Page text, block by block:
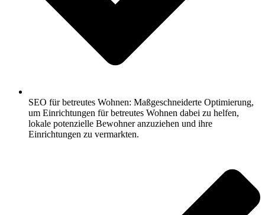
SEO für betreutes Wohnen: Maßgeschneiderte Optimierung,
um Einrichtungen für betreutes Wohnen dabei zu helfen,
lokale potenzielle Bewohner anzuziehen und ihre
Einrichtungen zu vermarkten.